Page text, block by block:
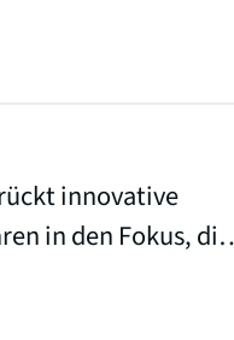
innovative
in den Fokus, die
Prozesse